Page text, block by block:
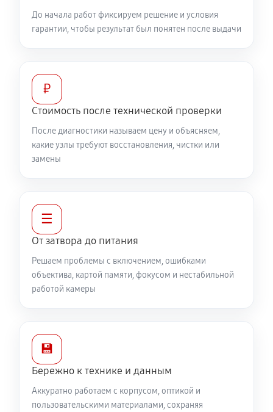
До начала работ фиксируем решение и условия
гарантии, чтобы результат был понятен после выдачи
₽
Стоимость после технической проверки
После диагностики называем цену и объясняем,
какие узлы требуют восстановления, чистки или
замены
☰
От затвора до питания
Решаем проблемы с включением, ошибками
объектива, картой памяти, фокусом и нестабильной
работой камеры
💾
Бережно к технике и данным
Аккуратно работаем с корпусом, оптикой и
пользовательскими материалами, сохраняя